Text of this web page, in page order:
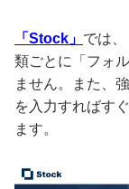
「Stock」 では
類ごとに「フォ
ません。また、
を入力すればす
ます。